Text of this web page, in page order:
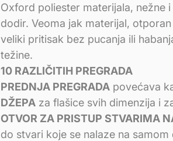
Oxford poliester materijala, nežne
dodir. Veoma jak materijal,
veliki pritisak bez pucanja ili
težine.
10 RAZLIČITIH PREGRADA
PREDNJA PREGRADA povećava
DŽEPA za flašice svih dimenzija i
OTVOR ZA PRISTUP STVARIMA
do stvari koje se nalaze na